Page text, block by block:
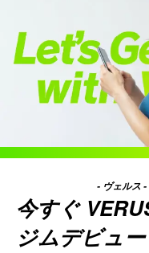
今すぐ
- ヴェルス -
ジムデビュ